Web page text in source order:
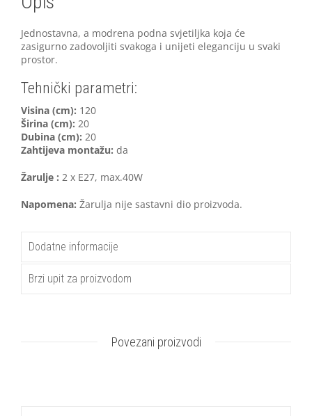
Jednostavna, a modrena podna svjetiljka koja će
zasigurno zadovoljiti svakoga i unijeti eleganciju u svaki
prostor.
Tehnički parametri:
Visina (cm): 120
Širina (cm): 20
Dubina (cm): 20
Zahtijeva montažu: da
Žarulje : 2 x E27, max.40W
Napomena: Žarulja nije sastavni dio proizvoda.
Dodatne informacije
Brzi upit za proizvodom
Povezani proizvodi